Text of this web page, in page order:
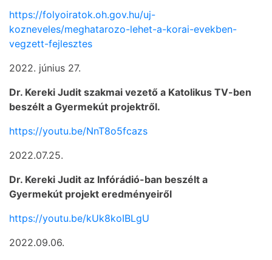
https://folyoiratok.oh.gov.hu/uj-
kozneveles/meghatarozo-lehet-a-korai-evekben-
vegzett-fejlesztes
2022. június 27.
Dr. Kereki Judit szakmai vezető a Katolikus TV-ben
beszélt a Gyermekút projektről.
https://youtu.be/NnT8o5fcazs
2022.07.25.
Dr. Kereki Judit az Infórádió-ban beszélt a
Gyermekút projekt eredményeiről
https://youtu.be/kUk8koIBLgU
2022.09.06.